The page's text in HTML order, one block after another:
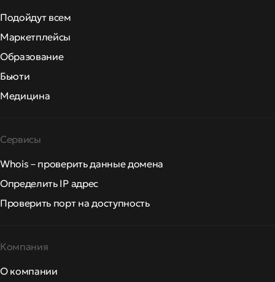
Подойдут всем
Маркетплейсы
Образование
Бьюти
Медицина
Сервисы
Whois – проверить данные домена
Определить IP адрес
Проверить порт на доступность
Компания
О компании